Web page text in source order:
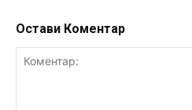
Остави Коментар